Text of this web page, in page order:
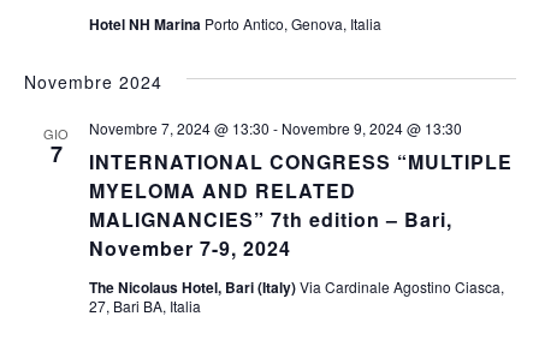
Hotel NH Marina Porto Antico, Genova, Italia
Novembre 2024
GIO
7
INTERNATIONAL CONGRESS “MULTIPLE
MYELOMA AND RELATED
MALIGNANCIES” 7th edition – Bari,
November 7-9, 2024
Novembre 7, 2024 @ 13:30 - Novembre 9, 2024 @ 13:30
The Nicolaus Hotel, Bari (Italy)Via Cardinale Agostino Ciasca,
27, Bari BA, Italia